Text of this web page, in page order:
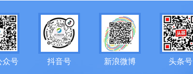
众号 抖音号 新浪微博 头条号